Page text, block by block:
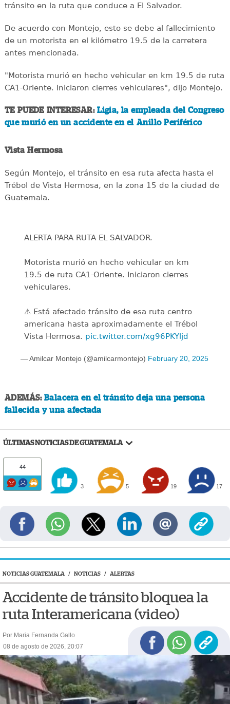
tránsito en la ruta que conduce a El Salvador.
De acuerdo con Montejo, esto se debe al fallecimiento
de un motorista en el kilómetro 19.5 de la carretera
antes mencionada.
"Motorista murió en hecho vehicular en km 19.5 de ruta
CA1-Oriente. Iniciaron cierres vehiculares", dijo Montejo.
TE PUEDE INTERESAR:Ligia, la empleada del Congreso
que murió en un accidente en el Anillo Periférico
Vista Hermosa
Según Montejo, el tránsito en esa ruta afecta hasta el
Trébol de Vista Hermosa, en la zona 15 de la ciudad de
Guatemala.
ALERTA PARA RUTA EL SALVADOR.
Motorista murió en hecho vehicular en km
19.5 de ruta CA1-Oriente. Iniciaron cierres
vehiculares.
⚠️ Está afectado tránsito de esa ruta centro
americana hasta aproximadamente el Trébol
Vista Hermosa. pic.twitter.com/xg96PKYljd
— Amilcar Montejo (@amilcarmontejo) February 20, 2025
ADEMÁS: Balacera en el tránsito deja una persona
fallecida y una afectada
ÚLTIMAS NOTICIAS DE GUATEMALA
44
3 5 19 17
NOTICIAS GUATEMALA / NOTICIAS / ALERTAS
Accidente de tránsito bloquea la
ruta Interamericana (video)
Por Maria Fernanda Gallo
08 de agosto de 2026, 20:07